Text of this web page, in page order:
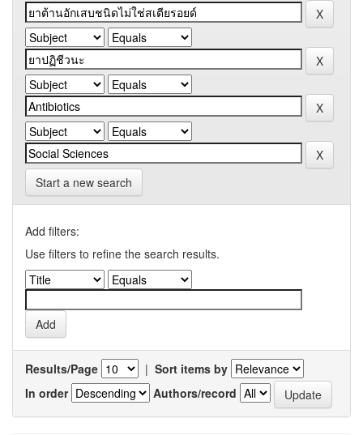
Start a new search
Add filters:
Use filters to refine the search results.
Results/Page | Sort items by
In order
Authors/record